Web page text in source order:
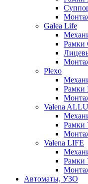
Galea Life
Рамки
Plexo
Рамки
Valena
Рамки
Valena LIFE
Рамки
Автоматы, УЗО